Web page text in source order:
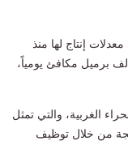
إنتاج لها منذ
2024، ليصل إجمالي إنتاجها إلى نحو 74.5 ألف برميل مكافئ يومياً،
الغربية، والتي تمثل
من خلال توظيف